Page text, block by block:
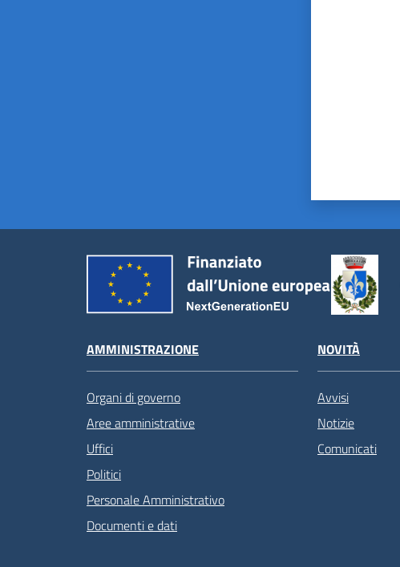
AMMINISTRAZIONE
Organi di governo
Aree amministrative
Uffici
Politici
Personale Amministrativo
Documenti e dati
NOVITÀ
Avvisi
Notizie
Comunicati